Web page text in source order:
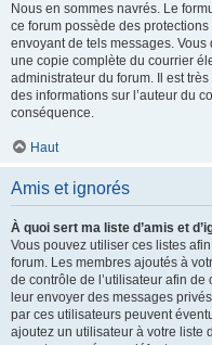
Nous en sommes navrés. Le
ce forum possède des
envoyant de tels messages.
une copie complète du courrier
administrateur du forum. Il est
des informations sur l’auteur du
conséquence.
Haut
Amis et ignorés
À quoi sert ma liste d’amis et
Vous pouvez utiliser ces listes
forum. Les membres ajoutés à
de contrôle de l’utilisateur afin
leur envoyer des messages
par ces utilisateurs peuvent
ajoutez un utilisateur à votre liste